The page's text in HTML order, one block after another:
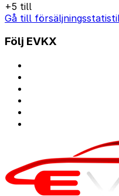
+5 till
Gå till
Följ EVKX